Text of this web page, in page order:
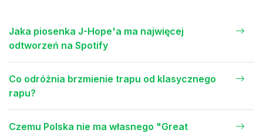
Jaka piosenka J-Hope'a ma najwięcej
odtworzeń na Spotify
Co odróżnia brzmienie trapu od klasycznego
rapu?
Czemu Polska nie ma własnego "Great